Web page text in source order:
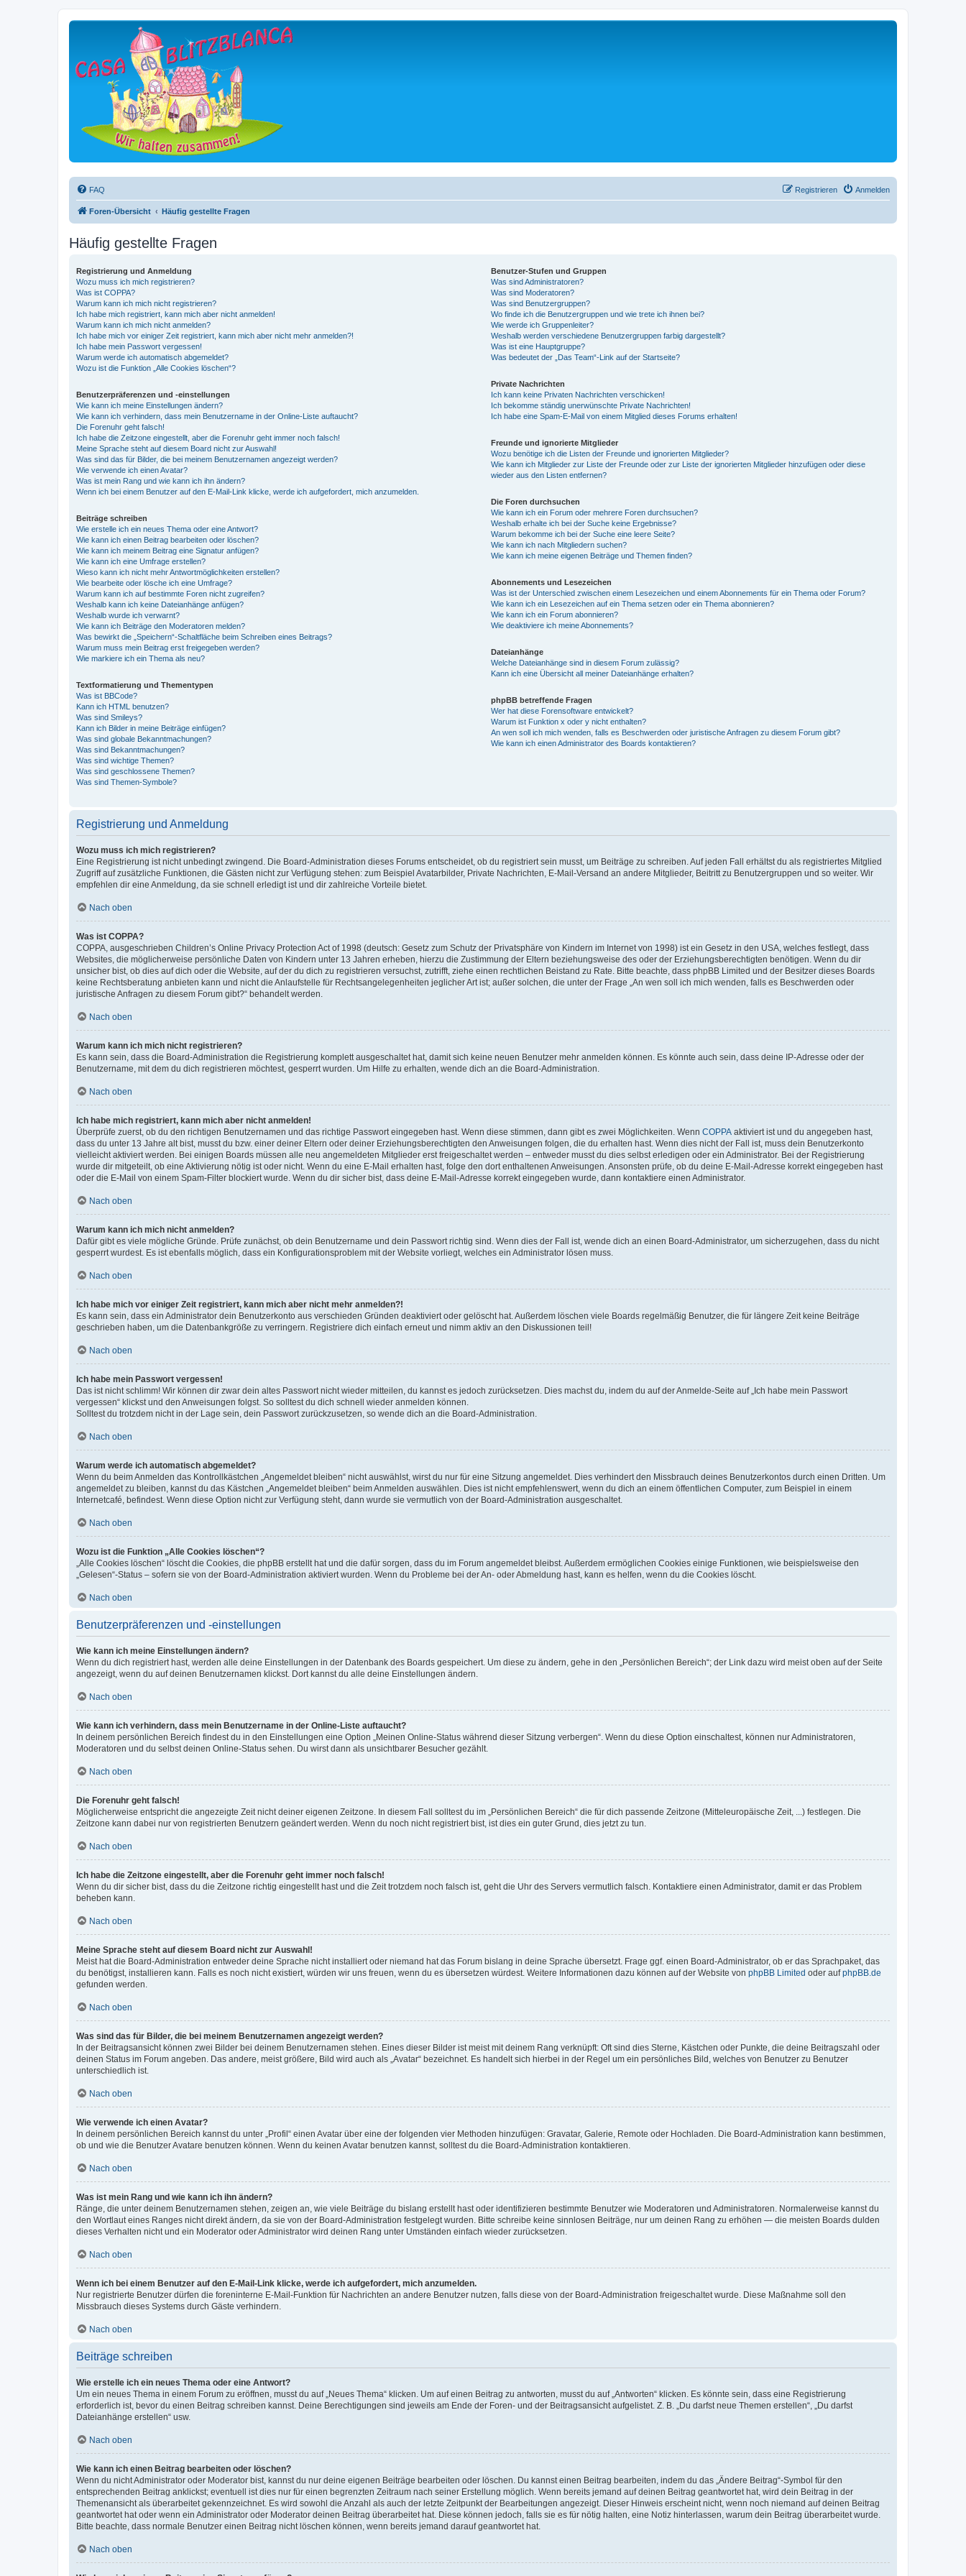
FAQ Anmelden
Registrieren
Foren-Übersicht Häufig gestellte Fragen
Häufig gestellte Fragen
Registrierung und Anmeldung
Wozu muss ich mich registrieren?
Was ist COPPA?
Warum kann ich mich nicht registrieren?
Ich habe mich registriert, kann mich aber nicht anmelden!
Warum kann ich mich nicht anmelden?
Ich habe mich vor einiger Zeit registriert, kann mich aber nicht mehr anmelden?!
Ich habe mein Passwort vergessen!
Warum werde ich automatisch abgemeldet?
Wozu ist die Funktion „Alle Cookies löschen“?
Benutzerpräferenzen und -einstellungen
Wie kann ich meine Einstellungen ändern?
Wie kann ich verhindern, dass mein Benutzername in der Online-Liste auftaucht?
Die Forenuhr geht falsch!
Ich habe die Zeitzone eingestellt, aber die Forenuhr geht immer noch falsch!
Meine Sprache steht auf diesem Board nicht zur Auswahl!
Was sind das für Bilder, die bei meinem Benutzernamen angezeigt werden?
Wie verwende ich einen Avatar?
Was ist mein Rang und wie kann ich ihn ändern?
Wenn ich bei einem Benutzer auf den E-Mail-Link klicke, werde ich aufgefordert, mich anzumelden.
Beiträge schreiben
Wie erstelle ich ein neues Thema oder eine Antwort?
Wie kann ich einen Beitrag bearbeiten oder löschen?
Wie kann ich meinem Beitrag eine Signatur anfügen?
Wie kann ich eine Umfrage erstellen?
Wieso kann ich nicht mehr Antwortmöglichkeiten erstellen?
Wie bearbeite oder lösche ich eine Umfrage?
Warum kann ich auf bestimmte Foren nicht zugreifen?
Weshalb kann ich keine Dateianhänge anfügen?
Weshalb wurde ich verwarnt?
Wie kann ich Beiträge den Moderatoren melden?
Was bewirkt die „Speichern“-Schaltfläche beim Schreiben eines Beitrags?
Warum muss mein Beitrag erst freigegeben werden?
Wie markiere ich ein Thema als neu?
Textformatierung und Thementypen
Was ist BBCode?
Kann ich HTML benutzen?
Was sind Smileys?
Kann ich Bilder in meine Beiträge einfügen?
Was sind globale Bekanntmachungen?
Was sind Bekanntmachungen?
Was sind wichtige Themen?
Was sind geschlossene Themen?
Was sind Themen-Symbole?
Benutzer-Stufen und Gruppen
Was sind Administratoren?
Was sind Moderatoren?
Was sind Benutzergruppen?
Wo finde ich die Benutzergruppen und wie trete ich ihnen bei?
Wie werde ich Gruppenleiter?
Weshalb werden verschiedene Benutzergruppen farbig dargestellt?
Was ist eine Hauptgruppe?
Was bedeutet der „Das Team“-Link auf der Startseite?
Private Nachrichten
Ich kann keine Privaten Nachrichten verschicken!
Ich bekomme ständig unerwünschte Private Nachrichten!
Ich habe eine Spam-E-Mail von einem Mitglied dieses Forums erhalten!
Freunde und ignorierte Mitglieder
Wozu benötige ich die Listen der Freunde und ignorierten Mitglieder?
Wie kann ich Mitglieder zur Liste der Freunde oder zur Liste der ignorierten Mitglieder hinzufügen oder diese
wieder aus den Listen entfernen?
Die Foren durchsuchen
Wie kann ich ein Forum oder mehrere Foren durchsuchen?
Weshalb erhalte ich bei der Suche keine Ergebnisse?
Warum bekomme ich bei der Suche eine leere Seite?
Wie kann ich nach Mitgliedern suchen?
Wie kann ich meine eigenen Beiträge und Themen finden?
Abonnements und Lesezeichen
Was ist der Unterschied zwischen einem Lesezeichen und einem Abonnements für ein Thema oder Forum?
Wie kann ich ein Lesezeichen auf ein Thema setzen oder ein Thema abonnieren?
Wie kann ich ein Forum abonnieren?
Wie deaktiviere ich meine Abonnements?
Dateianhänge
Welche Dateianhänge sind in diesem Forum zulässig?
Kann ich eine Übersicht all meiner Dateianhänge erhalten?
phpBB betreffende Fragen
Wer hat diese Forensoftware entwickelt?
Warum ist Funktion x oder y nicht enthalten?
An wen soll ich mich wenden, falls es Beschwerden oder juristische Anfragen zu diesem Forum gibt?
Wie kann ich einen Administrator des Boards kontaktieren?
Registrierung und Anmeldung
Wozu muss ich mich registrieren?
Eine Registrierung ist nicht unbedingt zwingend. Die Board-Administration dieses Forums entscheidet, ob du registriert sein musst, um Beiträge zu schreiben. Auf jeden Fall erhältst du als registriertes Mitglied
Zugriff auf zusätzliche Funktionen, die Gästen nicht zur Verfügung stehen: zum Beispiel Avatarbilder, Private Nachrichten, E-Mail-Versand an andere Mitglieder, Beitritt zu Benutzergruppen und so weiter. Wir
empfehlen dir eine Anmeldung, da sie schnell erledigt ist und dir zahlreiche Vorteile bietet.
Nach oben
Was ist COPPA?
COPPA, ausgeschrieben Children’s Online Privacy Protection Act of 1998 (deutsch: Gesetz zum Schutz der Privatsphäre von Kindern im Internet von 1998) ist ein Gesetz in den USA, welches festlegt, dass
Websites, die möglicherweise persönliche Daten von Kindern unter 13 Jahren erheben, hierzu die Zustimmung der Eltern beziehungsweise des oder der Erziehungsberechtigten benötigen. Wenn du dir
unsicher bist, ob dies auf dich oder die Website, auf der du dich zu registrieren versuchst, zutrifft, ziehe einen rechtlichen Beistand zu Rate. Bitte beachte, dass phpBB Limited und der Besitzer dieses Boards
keine Rechtsberatung anbieten kann und nicht die Anlaufstelle für Rechtsangelegenheiten jeglicher Art ist; außer solchen, die unter der Frage „An wen soll ich mich wenden, falls es Beschwerden oder
juristische Anfragen zu diesem Forum gibt?“ behandelt werden.
Nach oben
Warum kann ich mich nicht registrieren?
Es kann sein, dass die Board-Administration die Registrierung komplett ausgeschaltet hat, damit sich keine neuen Benutzer mehr anmelden können. Es könnte auch sein, dass deine IP-Adresse oder der
Benutzername, mit dem du dich registrieren möchtest, gesperrt wurden. Um Hilfe zu erhalten, wende dich an die Board-Administration.
Nach oben
Ich habe mich registriert, kann mich aber nicht anmelden!
Überprüfe zuerst, ob du den richtigen Benutzernamen und das richtige Passwort eingegeben hast. Wenn diese stimmen, dann gibt es zwei Möglichkeiten. Wenn COPPA aktiviert ist und du angegeben hast,
dass du unter 13 Jahre alt bist, musst du bzw. einer deiner Eltern oder deiner Erziehungsberechtigten den Anweisungen folgen, die du erhalten hast. Wenn dies nicht der Fall ist, muss dein Benutzerkonto
vielleicht aktiviert werden. Bei einigen Boards müssen alle neu angemeldeten Mitglieder erst freigeschaltet werden – entweder musst du dies selbst erledigen oder ein Administrator. Bei der Registrierung
wurde dir mitgeteilt, ob eine Aktivierung nötig ist oder nicht. Wenn du eine E-Mail erhalten hast, folge den dort enthaltenen Anweisungen. Ansonsten prüfe, ob du deine E-Mail-Adresse korrekt eingegeben hast
oder die E-Mail von einem Spam-Filter blockiert wurde. Wenn du dir sicher bist, dass deine E-Mail-Adresse korrekt eingegeben wurde, dann kontaktiere einen Administrator.
Nach oben
Warum kann ich mich nicht anmelden?
Dafür gibt es viele mögliche Gründe. Prüfe zunächst, ob dein Benutzername und dein Passwort richtig sind. Wenn dies der Fall ist, wende dich an einen Board-Administrator, um sicherzugehen, dass du nicht
gesperrt wurdest. Es ist ebenfalls möglich, dass ein Konfigurationsproblem mit der Website vorliegt, welches ein Administrator lösen muss.
Nach oben
Ich habe mich vor einiger Zeit registriert, kann mich aber nicht mehr anmelden?!
Es kann sein, dass ein Administrator dein Benutzerkonto aus verschieden Gründen deaktiviert oder gelöscht hat. Außerdem löschen viele Boards regelmäßig Benutzer, die für längere Zeit keine Beiträge
geschrieben haben, um die Datenbankgröße zu verringern. Registriere dich einfach erneut und nimm aktiv an den Diskussionen teil!
Nach oben
Ich habe mein Passwort vergessen!
Das ist nicht schlimm! Wir können dir zwar dein altes Passwort nicht wieder mitteilen, du kannst es jedoch zurücksetzen. Dies machst du, indem du auf der Anmelde-Seite auf „Ich habe mein Passwort
vergessen“ klickst und den Anweisungen folgst. So solltest du dich schnell wieder anmelden können.
Solltest du trotzdem nicht in der Lage sein, dein Passwort zurückzusetzen, so wende dich an die Board-Administration.
Nach oben
Warum werde ich automatisch abgemeldet?
Wenn du beim Anmelden das Kontrollkästchen „Angemeldet bleiben“ nicht auswählst, wirst du nur für eine Sitzung angemeldet. Dies verhindert den Missbrauch deines Benutzerkontos durch einen Dritten. Um
angemeldet zu bleiben, kannst du das Kästchen „Angemeldet bleiben“ beim Anmelden auswählen. Dies ist nicht empfehlenswert, wenn du dich an einem öffentlichen Computer, zum Beispiel in einem
Internetcafé, befindest. Wenn diese Option nicht zur Verfügung steht, dann wurde sie vermutlich von der Board-Administration ausgeschaltet.
Nach oben
Wozu ist die Funktion „Alle Cookies löschen“?
„Alle Cookies löschen“ löscht die Cookies, die phpBB erstellt hat und die dafür sorgen, dass du im Forum angemeldet bleibst. Außerdem ermöglichen Cookies einige Funktionen, wie beispielsweise den
„Gelesen“-Status – sofern sie von der Board-Administration aktiviert wurden. Wenn du Probleme bei der An- oder Abmeldung hast, kann es helfen, wenn du die Cookies löscht.
Nach oben
Benutzerpräferenzen und -einstellungen
Wie kann ich meine Einstellungen ändern?
Wenn du dich registriert hast, werden alle deine Einstellungen in der Datenbank des Boards gespeichert. Um diese zu ändern, gehe in den „Persönlichen Bereich“; der Link dazu wird meist oben auf der Seite
angezeigt, wenn du auf deinen Benutzernamen klickst. Dort kannst du alle deine Einstellungen ändern.
Nach oben
Wie kann ich verhindern, dass mein Benutzername in der Online-Liste auftaucht?
In deinem persönlichen Bereich findest du in den Einstellungen eine Option „Meinen Online-Status während dieser Sitzung verbergen“. Wenn du diese Option einschaltest, können nur Administratoren,
Moderatoren und du selbst deinen Online-Status sehen. Du wirst dann als unsichtbarer Besucher gezählt.
Nach oben
Die Forenuhr geht falsch!
Möglicherweise entspricht die angezeigte Zeit nicht deiner eigenen Zeitzone. In diesem Fall solltest du im „Persönlichen Bereich“ die für dich passende Zeitzone (Mitteleuropäische Zeit, ...) festlegen. Die
Zeitzone kann dabei nur von registrierten Benutzern geändert werden. Wenn du noch nicht registriert bist, ist dies ein guter Grund, dies jetzt zu tun.
Nach oben
Ich habe die Zeitzone eingestellt, aber die Forenuhr geht immer noch falsch!
Wenn du dir sicher bist, dass du die Zeitzone richtig eingestellt hast und die Zeit trotzdem noch falsch ist, geht die Uhr des Servers vermutlich falsch. Kontaktiere einen Administrator, damit er das Problem
beheben kann.
Nach oben
Meine Sprache steht auf diesem Board nicht zur Auswahl!
Meist hat die Board-Administration entweder deine Sprache nicht installiert oder niemand hat das Forum bislang in deine Sprache übersetzt. Frage ggf. einen Board-Administrator, ob er das Sprachpaket, das
du benötigst, installieren kann. Falls es noch nicht existiert, würden wir uns freuen, wenn du es übersetzen würdest. Weitere Informationen dazu können auf der Website von phpBB Limited oder aufphpBB.de
gefunden werden.
Nach oben
Was sind das für Bilder, die bei meinem Benutzernamen angezeigt werden?
In der Beitragsansicht können zwei Bilder bei deinem Benutzernamen stehen. Eines dieser Bilder ist meist mit deinem Rang verknüpft: Oft sind dies Sterne, Kästchen oder Punkte, die deine Beitragszahl oder
deinen Status im Forum angeben. Das andere, meist größere, Bild wird auch als „Avatar“ bezeichnet. Es handelt sich hierbei in der Regel um ein persönliches Bild, welches von Benutzer zu Benutzer
unterschiedlich ist.
Nach oben
Wie verwende ich einen Avatar?
In deinem persönlichen Bereich kannst du unter „Profil“ einen Avatar über eine der folgenden vier Methoden hinzufügen: Gravatar, Galerie, Remote oder Hochladen. Die Board-Administration kann bestimmen,
ob und wie die Benutzer Avatare benutzen können. Wenn du keinen Avatar benutzen kannst, solltest du die Board-Administration kontaktieren.
Nach oben
Was ist mein Rang und wie kann ich ihn ändern?
Ränge, die unter deinem Benutzernamen stehen, zeigen an, wie viele Beiträge du bislang erstellt hast oder identifizieren bestimmte Benutzer wie Moderatoren und Administratoren. Normalerweise kannst du
den Wortlaut eines Ranges nicht direkt ändern, da sie von der Board-Administration festgelegt wurden. Bitte schreibe keine sinnlosen Beiträge, nur um deinen Rang zu erhöhen — die meisten Boards dulden
dieses Verhalten nicht und ein Moderator oder Administrator wird deinen Rang unter Umständen einfach wieder zurücksetzen.
Nach oben
Wenn ich bei einem Benutzer auf den E-Mail-Link klicke, werde ich aufgefordert, mich anzumelden.
Nur registrierte Benutzer dürfen die foreninterne E-Mail-Funktion für Nachrichten an andere Benutzer nutzen, falls diese von der Board-Administration freigeschaltet wurde. Diese Maßnahme soll den
Missbrauch dieses Systems durch Gäste verhindern.
Nach oben
Beiträge schreiben
Wie erstelle ich ein neues Thema oder eine Antwort?
Um ein neues Thema in einem Forum zu eröffnen, musst du auf „Neues Thema“ klicken. Um auf einen Beitrag zu antworten, musst du auf „Antworten“ klicken. Es könnte sein, dass eine Registrierung
erforderlich ist, bevor du einen Beitrag schreiben kannst. Deine Berechtigungen sind jeweils am Ende der Foren- und der Beitragsansicht aufgelistet. Z. B. „Du darfst neue Themen erstellen“, „Du darfst
Dateianhänge erstellen“ usw.
Nach oben
Wie kann ich einen Beitrag bearbeiten oder löschen?
Wenn du nicht Administrator oder Moderator bist, kannst du nur deine eigenen Beiträge bearbeiten oder löschen. Du kannst einen Beitrag bearbeiten, indem du das „Ändere Beitrag“-Symbol für den
entsprechenden Beitrag anklickst; eventuell ist dies nur für einen begrenzten Zeitraum nach seiner Erstellung möglich. Wenn bereits jemand auf deinen Beitrag geantwortet hat, wird dein Beitrag in der
Themenansicht als überarbeitet gekennzeichnet. Es wird sowohl die Anzahl als auch der letzte Zeitpunkt der Bearbeitungen angezeigt. Dieser Hinweis erscheint nicht, wenn noch niemand auf deinen Beitrag
geantwortet hat oder wenn ein Administrator oder Moderator deinen Beitrag überarbeitet hat. Diese können jedoch, falls sie es für nötig halten, eine Notiz hinterlassen, warum dein Beitrag überarbeitet wurde.
Bitte beachte, dass normale Benutzer einen Beitrag nicht löschen können, wenn bereits jemand darauf geantwortet hat.
Nach oben